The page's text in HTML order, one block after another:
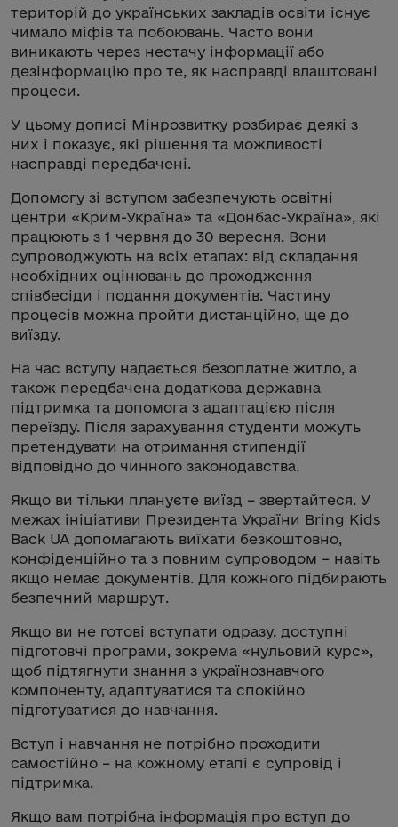
територій до українських закладів освіти існує
чимало міфів та побоювань. Часто вони
виникають через нестачу інформації або
дезінформацію про те, як насправді влаштовані
процеси.
У цьому дописі Мінрозвитку розбирає деякі з
них і показує, які рішення та можливості
насправді передбачені.
Допомогу зі вступом забезпечують освітні
центри «Крим-Україна» та «Донбас-Україна», які
працюють з 1 червня до 30 вересня. Вони
супроводжують на всіх етапах: від складання
необхідних оцінювань до проходження
співбесіди і подання документів. Частину
процесів можна пройти дистанційно, ще до
виїзду.
На час вступу надається безоплатне житло, а
також передбачена додаткова державна
підтримка та допомога з адаптацією після
переїзду. Після зарахування студенти можуть
претендувати на отримання стипендії
відповідно до чинного законодавства.
Якщо ви тільки плануєте виїзд – звертайтеся. У
межах ініціативи Президента України Bring Kids
Back UA допомагають виїхати безкоштовно,
конфіденційно та з повним супроводом – навіть
якщо немає документів. Для кожного підбирають
безпечний маршрут.
Якщо ви не готові вступати одразу, доступні
підготовчі програми, зокрема «нульовий курс»,
щоб підтягнути знання з українознавчого
компоненту, адаптуватися та спокійно
підготуватися до навчання.
Вступ і навчання не потрібно проходити
самостійно – на кожному етапі є супровід і
підтримка.
Якщо вам потрібна інформація про вступ до